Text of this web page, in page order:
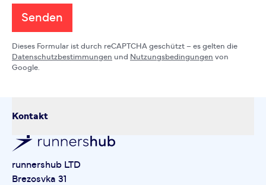
Senden
Dieses Formular ist durch reCAPTCHA geschützt – es gelten die
Datenschutzbestimmungen und Nutzungsbedingungen von
Google.
Kontakt
runnershub LTD
Brezosvka 31